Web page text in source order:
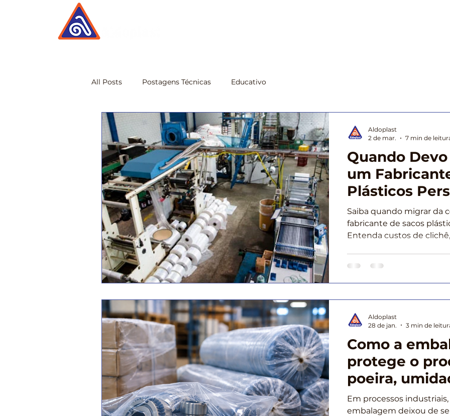
All Posts Postagens Técnicas Educativo
Quando
um
Plásticos
Saiba quando migrar da
fabricante de sacos
Entenda custos de
Aldoplast
2 de mar.
7 min de
Como a
protege o
poeira,
Em processos
embalagem deixou de
Aldoplast
28 de jan.
3 min de